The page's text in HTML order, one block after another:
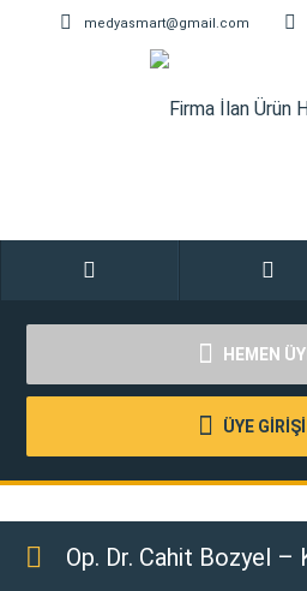
medyasmart@gmail.com
HEMEN
ÜYE
Op. Dr. Cahit Bozyel –